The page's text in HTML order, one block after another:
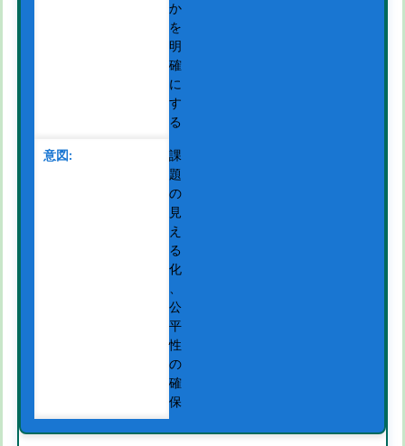
か
を
明
確
に
す
る
課
題
の
見
え
る
化
、
公
平
性
の
確
保